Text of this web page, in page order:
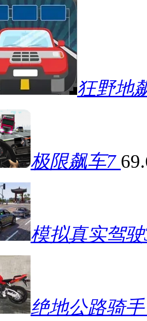
狂野地
极限飙车7
模拟真实驾
绝地公路骑手